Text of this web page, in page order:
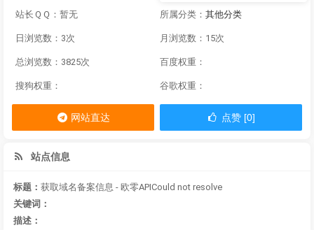
站长ＱＱ：暂无 所属分类： 其他分类
日浏览数：3次 月浏览数：15次
总浏览数：3825次 百度权重：
搜狗权重： 谷歌权重：
网站直达 点赞 [0]
站点信息
标题： 获取域名备案信息 - 欧零APICould not resolve
关键词：
描述：